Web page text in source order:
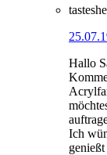
Hallo
Ich